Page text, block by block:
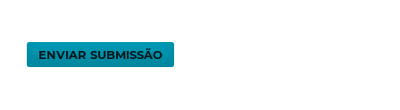
ENVIAR SUBMISSÃO